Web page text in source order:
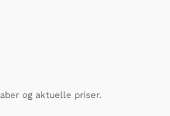
og aktuelle priser.